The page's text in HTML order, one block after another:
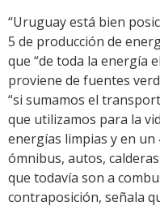
“Uruguay está bien
5 de producción de
que “de toda la energía
proviene de fuentes
“si sumamos el
que utilizamos para la
energías limpias y en
ómnibus, autos,
que todavía son a
contraposición, señala